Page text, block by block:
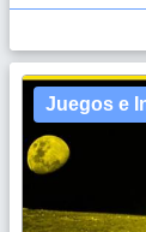
Juegos e